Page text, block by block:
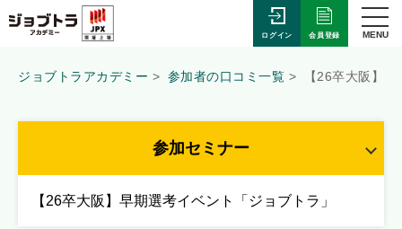
ログイン 会員登録 MENU
ジョブトラアカデミー 参加者の口コミ一覧 【26卒大阪】
参加セミナー
【26卒大阪】早期選考イベント「ジョブトラ」